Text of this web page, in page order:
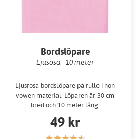
Bordslöpare
Ljusosa - 10 meter
Ljusrosa bordslöpare på rulle i non
vowen material. Löparen är 30 cm
bred och 10 meter lång.
49 kr